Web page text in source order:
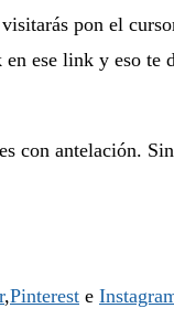
pon el
ese link y eso te
con antelación.
,Pinterest e